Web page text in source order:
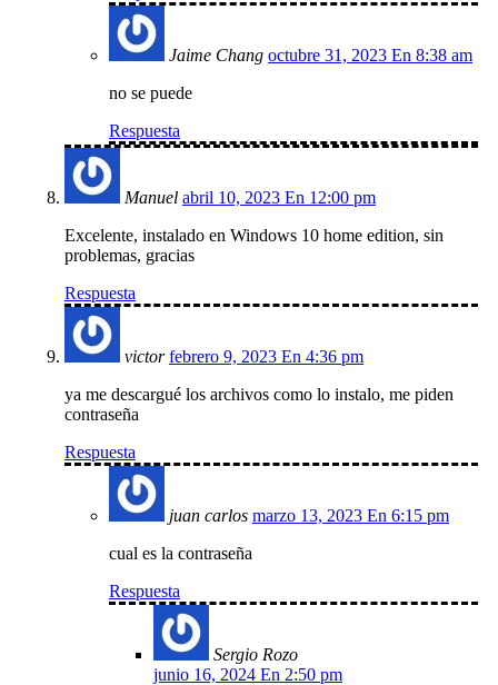
Jaime Chang octubre 31, 2023 En 8:38 am
no se puede
Respuesta
Manuel abril 10, 2023 En 12:00 pm
Excelente, instalado en Windows 10 home edition, sin
problemas, gracias
Respuesta
victor febrero 9, 2023 En 4:36 pm
ya me descargué los archivos como lo instalo, me piden
contraseña
Respuesta
juan carlos marzo 13, 2023 En 6:15 pm
cual es la contraseña
Respuesta
Sergio Rozo
junio 16, 2024 En 2:50 pm